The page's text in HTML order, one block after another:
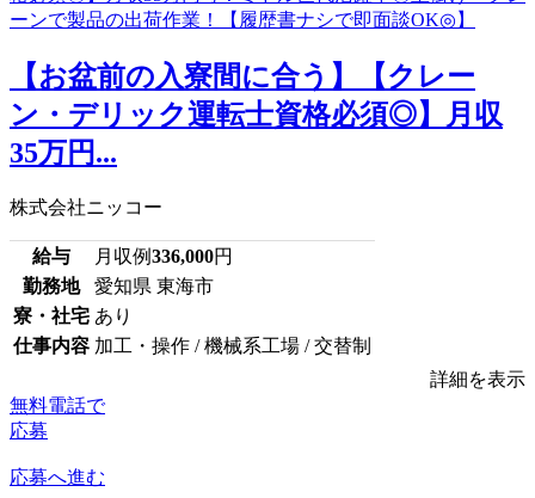
【お盆前の入寮間に合う】【クレー
ン・デリック運転士資格必須◎】月収
35万円...
株式会社ニッコー
給与 月収例336,000円
勤務地
愛知県 東海市
寮・社宅 あり
仕事内容 加工・操作 / 機械系工場 / 交替制
詳細を表示
無料電話で
応募
応募へ進む